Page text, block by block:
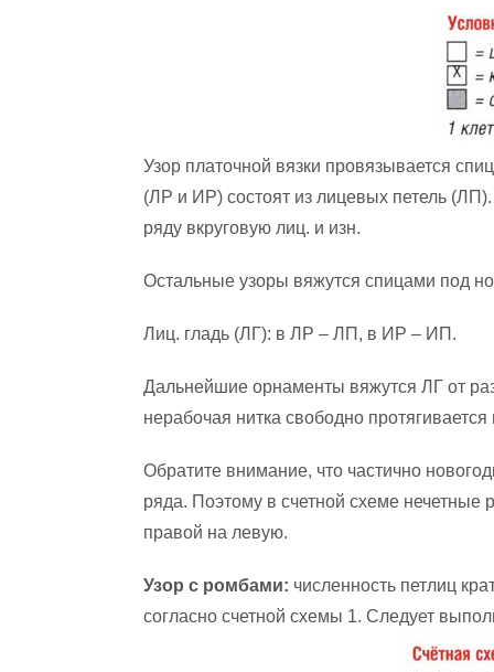
Узор платочной вязки провязывается
(ЛР и ИР) состоят из лицевых петель
ряду вкруговую лиц. и изн.
Остальные узоры вяжутся спицами под
Лиц. гладь (ЛГ): в ЛР – ЛП, в ИР – ИП.
Дальнейшие орнаменты вяжутся ЛГ от
нерабочая нитка свободно
Обратите внимание, что частично
ряда. Поэтому в счетной схеме нечетные
правой на левую.
Узор с ромбами: численность петлиц
согласно счетной схемы 1. Следует